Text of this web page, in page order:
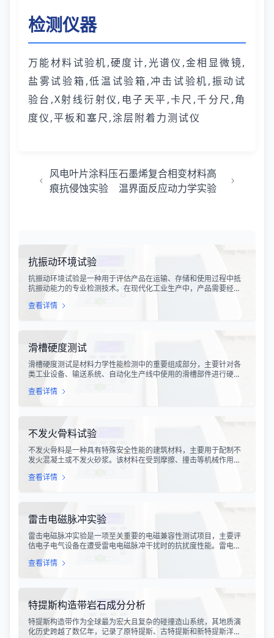
检测仪器
万能材料试验机,硬度计,光谱仪,金相显微镜,
盐雾试验箱,低温试验箱,冲击试验机,振动试
验台,X射线衍射仪,电子天平,卡尺,千分尺,角
度仪,平板和塞尺,涂层附着力测试仪
风电叶片涂料压
痕抗侵蚀实验
石墨烯复合相变材料高
温界面反应动力学实验
抗振动环境试验
抗振动环境试验是一种用于评估产品在运输、存储和使用过程中抵
抗振动能力的专业检测技术。在现代化工业生产中，产品需要经历
会受到不同程度的振动冲击。这种振动可能导致产品结构松动、零
查看详情
滑槽硬度测试
滑槽硬度测试是材料力学性能检测中的重要组成部分，主要针对各
类工业设备、输送系统、自动化生产线中使用的滑槽部件进行硬度
响设备的使用寿命、运行稳定性和安全性。通过科学的硬度测试，
查看详情
不发火骨料试验
不发火骨料是一种具有特殊安全性能的建筑材料，主要用于配制不
发火混凝土或不发火砂浆。该材料在受到摩擦、撞击等机械作用
炸事故的风险。不发火骨料试验是评定该类材料安全性能的关键检
查看详情
雷击电磁脉冲实验
雷击电磁脉冲实验是一项至关重要的电磁兼容性测试项目，主要评
估电子电气设备在遭受雷电电磁脉冲干扰时的抗扰度性能。雷电作
具有上升时间快、持续时间短、能量密度高等特点，可能对周围的
查看详情
特提斯构造带岩石成分分析
特提斯构造带作为全球最为宏大且复杂的碰撞造山系统，其地质演
化历史跨越了数亿年，记录了原特提斯、古特提斯和新特提斯洋的